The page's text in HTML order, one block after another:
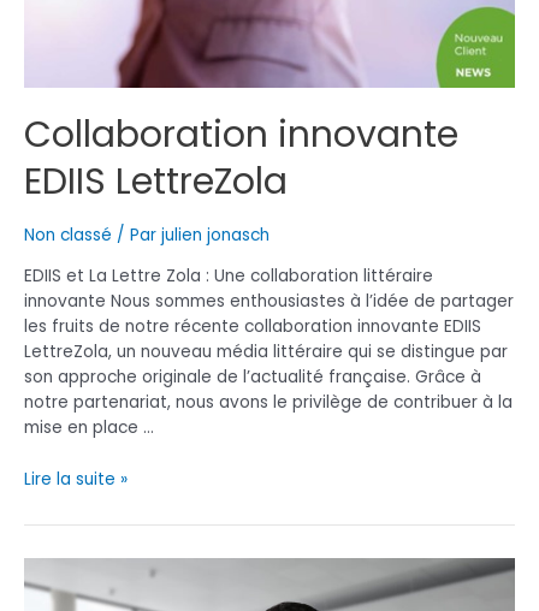
Collaboration innovante
EDIIS LettreZola
Non classé / Par julien jonasch
EDIIS et La Lettre Zola : Une collaboration littéraire
innovante Nous sommes enthousiastes à l’idée de partager
les fruits de notre récente collaboration innovante EDIIS
LettreZola, un nouveau média littéraire qui se distingue par
son approche originale de l’actualité française. Grâce à
notre partenariat, nous avons le privilège de contribuer à la
mise en place …
Collaboration
EDIIS
LettreZola
Lire la suite »